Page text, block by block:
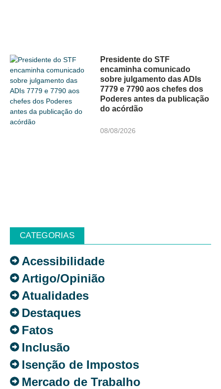
Presidente do STF
encaminha comunicado
sobre julgamento das ADIs
7779 e 7790 aos chefes dos
Poderes antes da publicação
do acórdão
08/08/2026
CATEGORIAS
Acessibilidade
Artigo/Opinião
Atualidades
Destaques
Fatos
Inclusão
Isenção de Impostos
Mercado de Trabalho